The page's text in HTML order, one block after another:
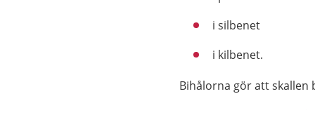
i silbenet
i kilbenet.
Bihålorna gör att skallen